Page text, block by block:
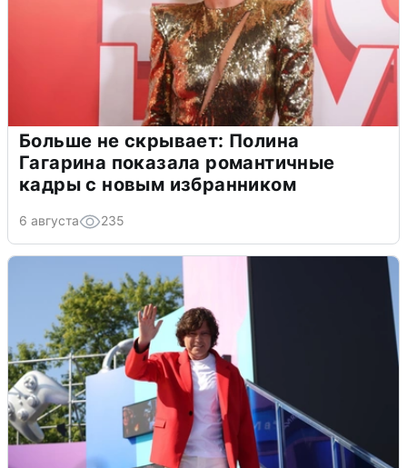
Больше не скрывает: Полина
Гагарина показала романтичные
кадры с новым избранником
6 августа 235